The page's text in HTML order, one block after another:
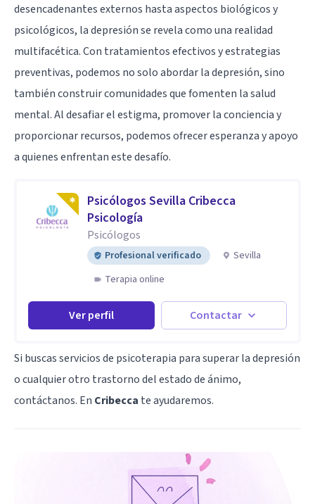
desencadenantes externos hasta aspectos biológicos y
psicológicos, la depresión se revela como una realidad
multifacética. Con tratamientos efectivos y estrategias
preventivas, podemos no solo abordar la depresión, sino
también construir comunidades que fomenten la salud
mental. Al desafiar el estigma, promover la conciencia y
proporcionar recursos, podemos ofrecer esperanza y apoyo
a quienes enfrentan este desafío.
Psicólogos Sevilla Cribecca
Psicología
Psicólogos
Profesional verificado
Sevilla
Terapia online
Ver perfil Contactar
Si buscas servicios de psicoterapia para superar la depresión
o cualquier otro trastorno del estado de ánimo,
contáctanos. En Cribecca te ayudaremos.